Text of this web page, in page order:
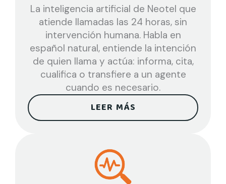
La inteligencia artificial de Neotel que
atiende llamadas las 24 horas, sin
intervención humana. Habla en
español natural, entiende la intención
de quien llama y actúa: informa, cita,
cualifica o transfiere a un agente
cuando es necesario.
LEER MÁS